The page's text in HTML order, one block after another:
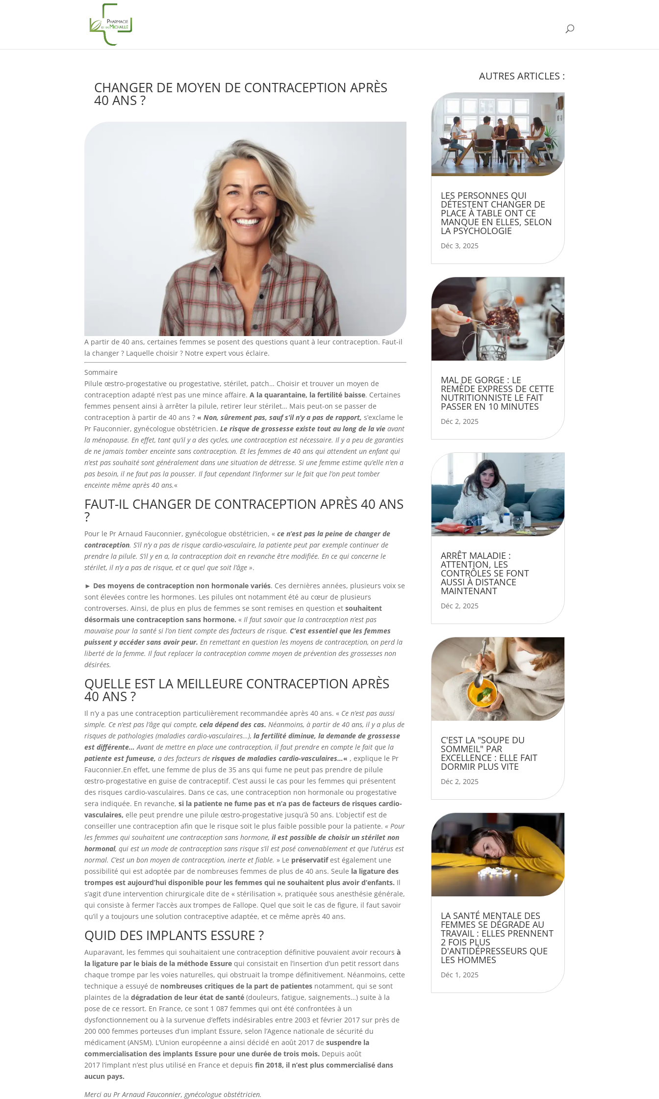
CHANGER DE MOYEN DE CONTRACEPTION APRÈS
40 ANS ?
A partir de 40 ans, certaines femmes se posent des questions quant à leur contraception. Faut-il
la changer ? Laquelle choisir ? Notre expert vous éclaire.
Sommaire
Pilule œstro-progestative ou progestative, stérilet, patch… Choisir et trouver un moyen de
contraception adapté n’est pas une mince affaire. A la quarantaine, la fertilité baisse. Certaines
femmes pensent ainsi à arrêter la pilule, retirer leur stérilet… Mais peut-on se passer de
contraception à partir de 40 ans ? « Non, sûrement pas, sauf s’il n’y a pas de rapport, s’exclame le
Pr Fauconnier, gynécologue obstétricien. Le risque de grossesse existe tout au long de la vie avant
la ménopause. En effet, tant qu’il y a des cycles, une contraception est nécessaire. Il y a peu de garanties
de ne jamais tomber enceinte sans contraception. Et les femmes de 40 ans qui attendent un enfant qui
n’est pas souhaité sont généralement dans une situation de détresse. Si une femme estime qu’elle n’en a
pas besoin, il ne faut pas la pousser. Il faut cependant l’informer sur le fait que l’on peut tomber
enceinte même après 40 ans.«
FAUT-IL CHANGER DE CONTRACEPTION APRÈS 40 ANS
?
Pour le Pr Arnaud Fauconnier, gynécologue obstétricien, « ce n’est pas la peine de changer de
contraception. S’il n’y a pas de risque cardio-vasculaire, la patiente peut par exemple continuer de
prendre la pilule. S’il y en a, la contraception doit en revanche être modifiée. En ce qui concerne le
stérilet, il n’y a pas de risque, et ce quel que soit l’âge ».
► Des moyens de contraception non hormonale variés. Ces dernières années, plusieurs voix se
sont élevées contre les hormones. Les pilules ont notamment été au cœur de plusieurs
controverses. Ainsi, de plus en plus de femmes se sont remises en question et souhaitent
désormais une contraception sans hormone. « Il faut savoir que la contraception n’est pas
mauvaise pour la santé si l’on tient compte des facteurs de risque. C’est essentiel que les femmes
puissent y accéder sans avoir peur. En remettant en question les moyens de contraception, on perd la
liberté de la femme. Il faut replacer la contraception comme moyen de prévention des grossesses non
désirées.
QUELLE EST LA MEILLEURE CONTRACEPTION APRÈS
40 ANS ?
Il n’y a pas une contraception particulièrement recommandée après 40 ans. « Ce n’est pas aussi
simple. Ce n’est pas l’âge qui compte, cela dépend des cas. Néanmoins, à partir de 40 ans, il y a plus de
risques de pathologies (maladies cardio-vasculaires…), la fertilité diminue, la demande de grossesse
est différente…Avant de mettre en place une contraception, il faut prendre en compte le fait que la
patiente est fumeuse, a des facteurs de risques de maladies cardio-vasculaires…« , explique le Pr
Fauconnier.En effet, une femme de plus de 35 ans qui fume ne peut pas prendre de pilule
œstro-progestative en guise de contraceptif. C’est aussi le cas pour les femmes qui présentent
des risques cardio-vasculaires. Dans ce cas, une contraception non hormonale ou progestative
sera indiquée. En revanche, si la patiente ne fume pas et n’a pas de facteurs de risques cardio-
vasculaires, elle peut prendre une pilule œstro-progestative jusqu’à 50 ans. L’objectif est de
conseiller une contraception afin que le risque soit le plus faible possible pour la patiente. « Pour
les femmes qui souhaitent une contraception sans hormone, il est possible de choisir un stérilet non
hormonal, qui est un mode de contraception sans risque s’il est posé convenablement et que l’utérus est
normal. C’est un bon moyen de contraception, inerte et fiable. » Le préservatifest également une
possibilité qui est adoptée par de nombreuses femmes de plus de 40 ans. Seule la ligature des
trompes est aujourd’hui disponible pour les femmes qui ne souhaitent plus avoir d’enfants. Il
s’agit d’une intervention chirurgicale dite de « stérilisation », pratiquée sous anesthésie générale,
qui consiste à fermer l’accès aux trompes de Fallope. Quel que soit le cas de figure, il faut savoir
qu’il y a toujours une solution contraceptive adaptée, et ce même après 40 ans.
QUID DES IMPLANTS ESSURE ?
Auparavant, les femmes qui souhaitaient une contraception définitive pouvaient avoir recours à
la ligature par le biais de la méthode Essure qui consistait en l’insertion d’un petit ressort dans
chaque trompe par les voies naturelles, qui obstruait la trompe définitivement. Néanmoins, cette
technique a essuyé de nombreuses critiques de la part de patientes notamment, qui se sont
plaintes de la dégradation de leur état de santé (douleurs, fatigue, saignements…) suite à la
pose de ce ressort. En France, ce sont 1 087 femmes qui ont été confrontées à un
dysfonctionnement ou à la survenue d’effets indésirables entre 2003 et février 2017 sur près de
200 000 femmes porteuses d’un implant Essure, selon l’Agence nationale de sécurité du
médicament (ANSM). L’Union européenne a ainsi décidé en août 2017 de suspendre la
commercialisation des implants Essure pour une durée de trois mois. Depuis août
2017 l’implant n’est plus utilisé en France et depuis fin 2018, il n’est plus commercialisé dans
aucun pays.
Merci au Pr Arnaud Fauconnier, gynécologue obstétricien.
AUTRES ARTICLES :
LES PERSONNES QUI
DÉTESTENT CHANGER DE
PLACE À TABLE ONT CE
MANQUE EN ELLES, SELON
LA PSYCHOLOGIE
Déc 3, 2025
MAL DE GORGE : LE
REMÈDE EXPRESS DE CETTE
NUTRITIONNISTE LE FAIT
PASSER EN 10 MINUTES
Déc 2, 2025
ARRÊT MALADIE :
ATTENTION, LES
CONTRÔLES SE FONT
AUSSI À DISTANCE
MAINTENANT
Déc 2, 2025
C'EST LA "SOUPE DU
SOMMEIL" PAR
EXCELLENCE : ELLE FAIT
DORMIR PLUS VITE
Déc 2, 2025
LA SANTÉ MENTALE DES
FEMMES SE DÉGRADE AU
TRAVAIL : ELLES PRENNENT
2 FOIS PLUS
D'ANTIDÉPRESSEURS QUE
LES HOMMES
Déc 1, 2025